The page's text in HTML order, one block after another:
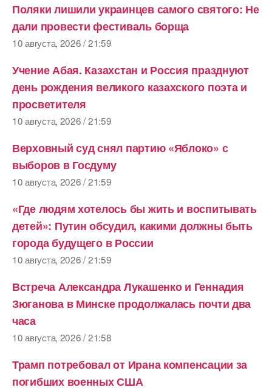
Поляки лишили украинцев самого святого: Не
дали провести фестиваль борща
10 августа, 2026 / 21:59
Учение Абая. Казахстан и Россия празднуют
день рождения великого казахского поэта и
просветителя
10 августа, 2026 / 21:59
Верховный суд снял партию «Яблоко» с
выборов в Госдуму
10 августа, 2026 / 21:59
«Где людям хотелось бы жить и воспитывать
детей»: Путин обсудил, какими должны быть
города будущего в России
10 августа, 2026 / 21:59
Встреча Александра Лукашенко и Геннадия
Зюганова в Минске продолжалась почти два
часа
10 августа, 2026 / 21:58
Трамп потребовал от Ирана компенсации за
погибших военных США